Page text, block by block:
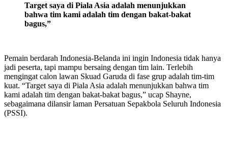
Target saya di Piala Asia adalah menunjukkan
bahwa tim kami adalah tim dengan bakat-bakat
bagus,”
Pemain berdarah Indonesia-Belanda ini ingin Indonesia tidak hanya
jadi peserta, tapi mampu bersaing dengan tim lain. Terlebih
mengingat calon lawan Skuad Garuda di fase grup adalah tim-tim
kuat. “Target saya di Piala Asia adalah menunjukkan bahwa tim
kami adalah tim dengan bakat-bakat bagus,” ucap Shayne,
sebagaimana dilansir laman Persatuan Sepakbola Seluruh Indonesia
(PSSI).